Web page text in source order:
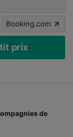
Booking.com
prix
chaque jour